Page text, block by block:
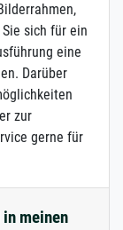
sich für ein
eine
Darüber
zur
gerne für
meinen